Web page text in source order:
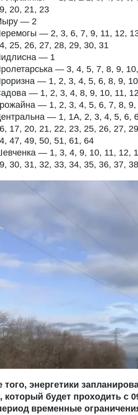
20, 21, 23
— 2
— 2, 3, 6, 7, 9, 11, 12,
25, 26, 27, 28, 29, 30, 31
— 1
— 3, 4, 5, 7, 8, 9,
— 1, 2, 3, 4, 5, 6, 8, 9,
— 1, 2, 3, 4, 8, 9, 10, 11,
— 1, 2, 3, 4, 5, 6, 7, 8, 9,
— 1, 1А, 2, 3, 4, 5, 6,
17, 20, 21, 22, 23, 25, 26, 27,
47, 49, 50, 51, 61, 64
— 1, 3, 4, 9, 10, 11, 12,
30, 31, 32, 33, 34, 35, 36, 37,
того, энергетики
который будет проходить с
временные